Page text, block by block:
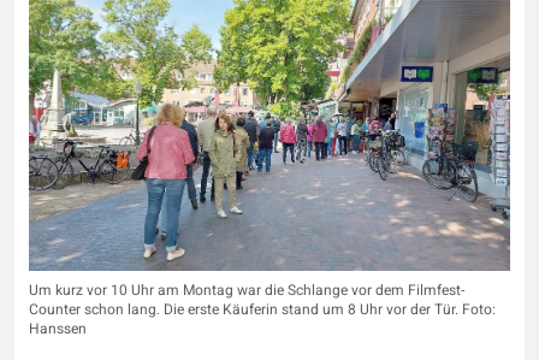
Um kurz vor 10 Uhr am Montag war die Schlange vor dem Filmfest-
Counter schon lang. Die erste Käuferin stand um 8 Uhr vor der Tür. Foto:
Hanssen